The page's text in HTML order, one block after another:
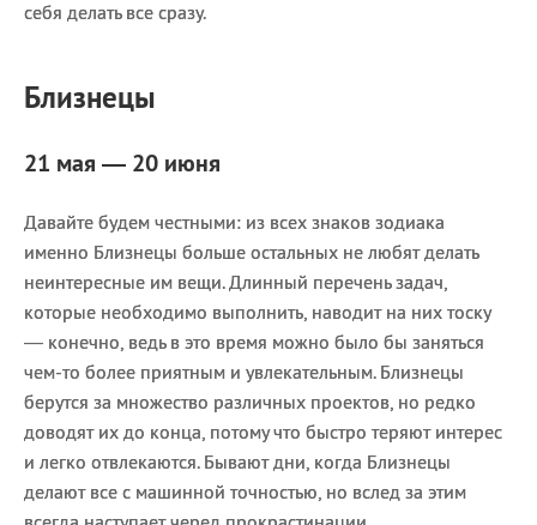
себя делать все сразу.
Близнецы
21 мая — 20 июня
Давайте будем честными: из всех знаков зодиака
именно Близнецы больше остальных не любят делать
неинтересные им вещи. Длинный перечень задач,
которые необходимо выполнить, наводит на них тоску
— конечно, ведь в это время можно было бы заняться
чем-то более приятным и увлекательным. Близнецы
берутся за множество различных проектов, но редко
доводят их до конца, потому что быстро теряют интерес
и легко отвлекаются. Бывают дни, когда Близнецы
делают все с машинной точностью, но вслед за этим